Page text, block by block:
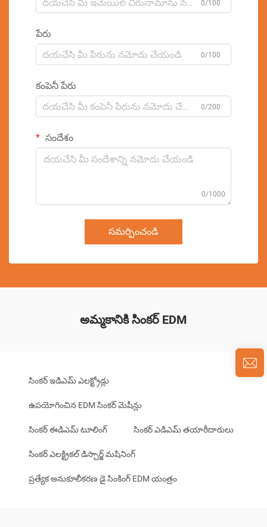
0/100
పేరు
0/100
కంపెనీ పేరు
0/200
సందేశం
0/1000
సమర్పించండి
అమ్మకానికి సింకర్ EDM
సింకర్ ఇడిఎమ్ ఎలక్ట్రోడ్లు
ఉపయోగించిన EDM సింకర్ మెషీన్లు
సింకర్ ఈడిఎమ్ టూలింగ్ సింకర్ ఎడిఎమ్ తయారీదారులు
సింకర్ ఎలక్ట్రికల్ డిస్చార్జ్ మషినింగ్
ప్రత్యేక అనుకూలీకరణ డై సింకింగ్ EDM యంత్రం